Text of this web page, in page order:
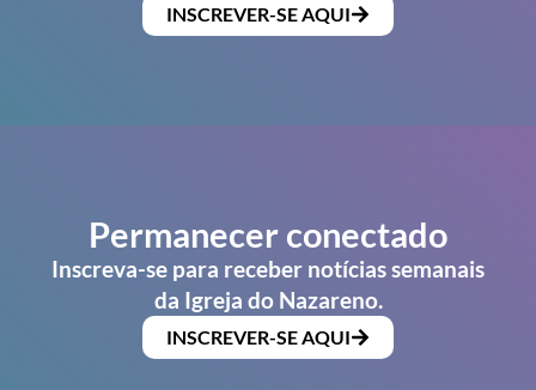
INSCREVER-SE AQUI
Permanecer conectado
Inscreva-se para receber notícias semanais
da Igreja do Nazareno.
INSCREVER-SE AQUI